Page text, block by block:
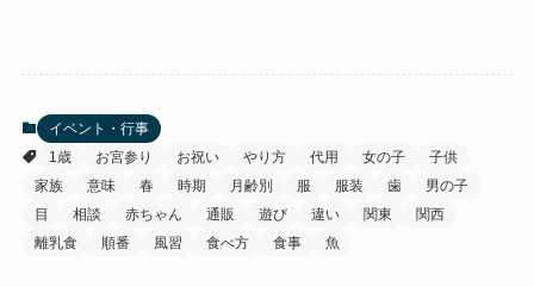
イベント・行事
1歳
お宮参り お祝い やり方 代用 女の子
子供
家族
意味 春 時期 月齢別 服 服装 歯
男の子
目
相談 赤ちゃん 通販 遊び 違い 関東
関西
離乳食
順番 風習 食べ方 食事 魚